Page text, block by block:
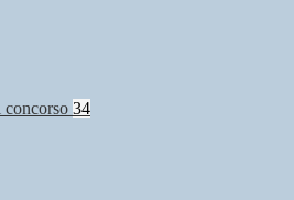
34